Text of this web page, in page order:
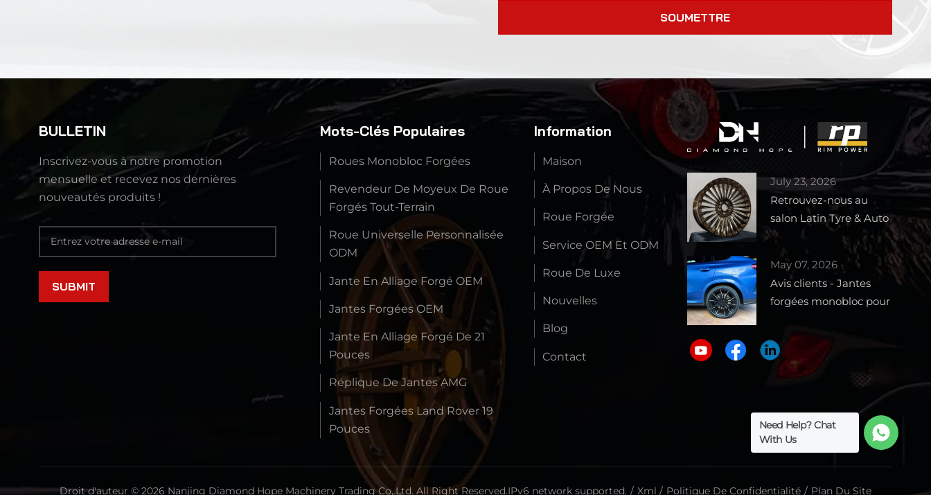
SOUMETTRE
BULLETIN
Inscrivez-vous à notre promotion
mensuelle et recevez nos dernières
nouveautés produits !
Mots-Clés Populaires
Roues Monobloc Forgées
Revendeur De Moyeux De Roue
Forgés Tout-Terrain
Roue Universelle Personnalisée
ODM
Jante En Alliage Forgé OEM
Jantes Forgées OEM
Jante En Alliage Forgé De 21
Pouces
Réplique De Jantes AMG
Jantes Forgées Land Rover 19
Pouces
Information
Maison
À Propos De Nous
Roue Forgée
Service OEM Et ODM
Roue De Luxe
Nouvelles
Blog
Contact
July 23, 2026
Retrouvez-nous au
salon Latin Tyre & Auto
Parts Expo 2026 –
Stand 1727
May 07, 2026
Avis clients - Jantes
forgées monobloc pour
Droit d'auteur © 2026 Nanjing Diamond Hope Machinery Trading Co,.Ltd. All Right Reserved.IPv6 network supported. / Xml / Politique De Confidentialité / Plan Du Site
Need Help? Chat
With Us